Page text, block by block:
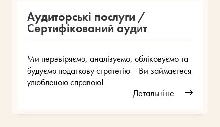
Аудиторські послуги /
Сертифікований аудит
Ми перевіряємо, аналізуємо, обліковуємо та
будуємо податкову стратегію – Ви займаєтеся
улюбленою справою!
Детальніше